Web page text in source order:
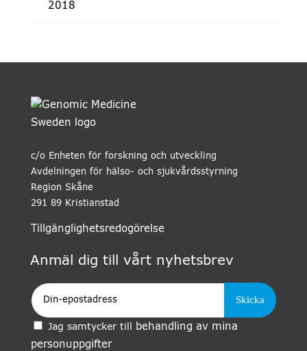
2018
c/o Enheten för forskning och utveckling
Avdelningen för hälso- och sjukvårdsstyrning
Region Skåne
291 89 Kristianstad
Tillgänglighetsredogörelse
Anmäl dig till vårt nyhetsbrev
Epost
Jag samtycker till
behandling av mina
personuppgifter